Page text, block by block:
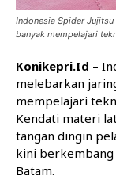
Indonesia Spider
banyak mempelajari
Konikepri.Id –
melebarkan
mempelajari
Kendati materi
tangan dingin
kini berkembang
Batam.